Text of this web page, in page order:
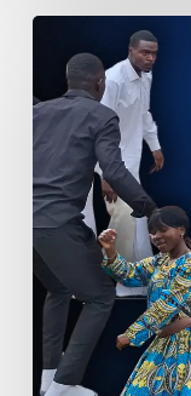
restaurar,
formar
y
celebrar
con
el
espíritu
la